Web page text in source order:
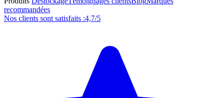
recommandées
Nos clients sont satisfaits :4,7/5